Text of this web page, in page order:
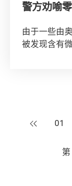
警方劝喻
由于一些由
被发现含有
上一页
01
第